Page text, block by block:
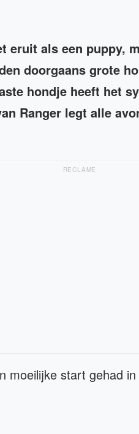
eruit als een puppy,
doorgaans grote
hondje heeft het
Ranger legt alle
RECLAME
moeilijke start gehad